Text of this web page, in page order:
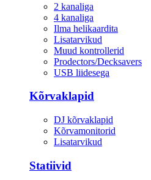
2 kanaliga
4 kanaliga
Ilma helikaardita
Lisatarvikud
Muud kontrollerid
Prodectors/Decksavers
USB liidesega
Kõrvaklapid
DJ kõrvaklapid
Kõrvamonitorid
Lisatarvikud
Statiivid